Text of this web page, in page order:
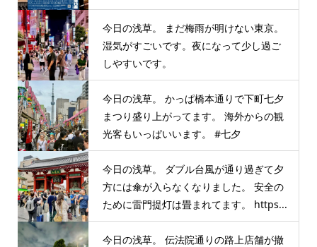
今日の浅草。 まだ梅雨が明けない東京。
湿気がすごいです。夜になって少し過ご
しやすいです。
今日の浅草。 かっぱ橋本通りで下町七夕
まつり盛り上がってます。 海外からの観
光客もいっぱいいます。 #七夕
今日の浅草。 ダブル台風が通り過ぎて夕
方には傘が入らなくなりました。 安全の
ために雷門提灯は畳まれてます。 https...
今日の浅草。 伝法院通りの路上店舗が撤